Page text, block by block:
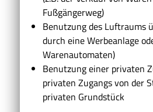
Fußgängerweg)
Benutzung des Luftraums
durch eine Werbeanlage
Warenautomaten)
Benutzung einer privaten
privaten Zugangs von der
privaten Grundstück